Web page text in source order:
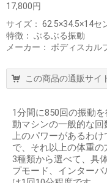
17,800円
サイズ： 62.5×34.5×14セ
特徴： ぶるぶる振動
メーカー： ボディスカル
この商品の通販サイ
1分間に850回の振動
動マシンの一般的な
上のパワーがあるわ
で、それ以上の体重
3種類から選べて、具
プモード、インター